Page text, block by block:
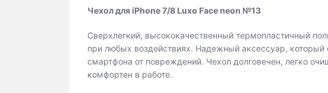
Чехол для iPhone 7/8 Luxo Face neon №13
Сверхлегкий, высококачественный термопластичный
при любых воздействиях. Надежный аксессуар, который
смартфона от повреждений. Чехол долговечен, легко
комфортен в работе.